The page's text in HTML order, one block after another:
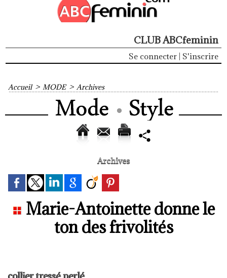
CLUB ABCfeminin
Se connecter S'inscrire
Accueil > MODE > Archives
Archives
Marie-Antoinette donne le
ton des frivolités